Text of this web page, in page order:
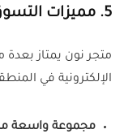
5. مميزات
متجر نون يمتاز بعدة
الإلكترونية في
مجموعة واسعة